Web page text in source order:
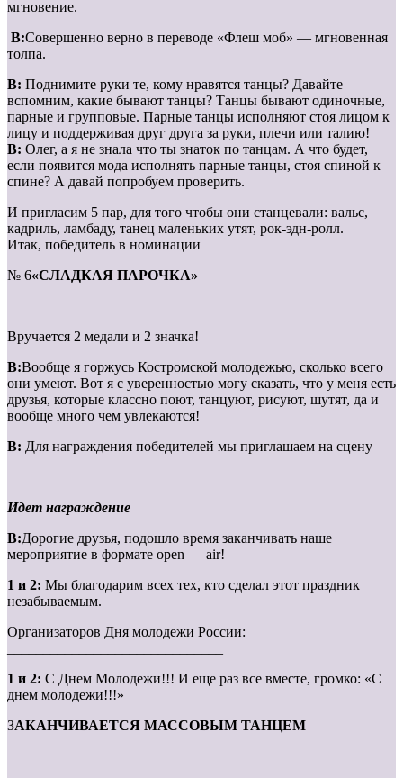
мгновение.
В:Совершенно верно в переводе «Флеш моб» — мгновенная
толпа.
В: Поднимите руки те, кому нравятся танцы? Давайте
вспомним, какие бывают танцы? Танцы бывают одиночные,
парные и групповые. Парные танцы исполняют стоя лицом к
лицу и поддерживая друг друга за руки, плечи или талию!
В: Олег, а я не знала что ты знаток по танцам. А что будет,
если появится мода исполнять парные танцы, стоя спиной к
спине? А давай попробуем проверить.
И пригласим 5 пар, для того чтобы они станцевали: вальс,
кадриль, ламбаду, танец маленьких утят, рок-эдн-ролл.
Итак, победитель в номинации
№ 6«СЛАДКАЯ ПАРОЧКА»
Вручается 2 медали и 2 значка!
В:Вообще я горжусь Костромской молодежью, сколько всего
они умеют. Вот я с уверенностью могу сказать, что у меня есть
друзья, которые классно поют, танцуют, рисуют, шутят, да и
вообще много чем увлекаются!
В: Для награждения победителей мы приглашаем на сцену
Идет награждение
В:Дорогие друзья, подошло время заканчивать наше
мероприятие в формате open — air!
1 и 2: Мы благодарим всех тех, кто сделал этот праздник
незабываемым.
Организаторов Дня молодежи России:
1 и 2: С Днем Молодежи!!! И еще раз все вместе, громко: «С
днем молодежи!!!»
ЗАКАНЧИВАЕТСЯ МАССОВЫМ ТАНЦЕМ